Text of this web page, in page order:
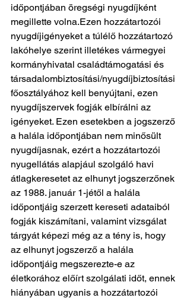
időpontjában öregségi nyugdíjként
megillette volna.Ezen hozzátartozói
nyugdíjigényeket a túlélő hozzátartozó
lakóhelye szerint illetékes vármegyei
kormányhivatal családtámogatási és
társadalombiztosítási/nyugdíjbiztosítási
főosztályához kell benyújtani, ezen
nyugdíjszervek fogják elbírálni az
igényeket. Ezen esetekben a jogszerző
a halála időpontjában nem minősült
nyugdíjasnak, ezért a hozzátartozói
nyugellátás alapjául szolgáló havi
átlagkeresetet az elhunyt jogszerzőnek
az 1988. január 1-jétől a halála
időpontjáig szerzett kereseti adataiból
fogják kiszámítani, valamint vizsgálat
tárgyát képezi még az a tény is, hogy
az elhunyt jogszerző a halála
időpontjáig megszerezte-e az
életkorához előírt szolgálati időt, ennek
hiányában ugyanis a hozzátartozói